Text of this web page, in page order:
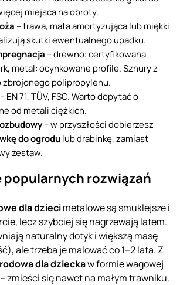
miejsca na obroty.
– trawa, mata amortyzująca lub miękki
skutki ewentualnego upadku.
– drewno: certyfikowana
metal: ocynkowane profile. Sznury z
polipropylenu.
EN 71, TÜV, FSC. Warto dopytać o
od metali ciężkich.
– w przyszłości dobierzesz
do ogrodulub drabinkę, zamiast
zestaw.
popularnych rozwiązań
dla dziecimetalowe są smuklejsze i
lecz szybciej się nagrzewają latem.
naturalny dotyk i większą masę
ale trzeba je malować co 1–2 lata. Z
dla dzieckaw formie wagowej
zmieści się nawet na małym trawniku.